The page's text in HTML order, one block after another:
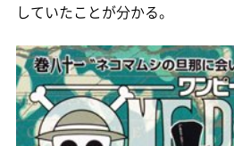
していたことが分かる。